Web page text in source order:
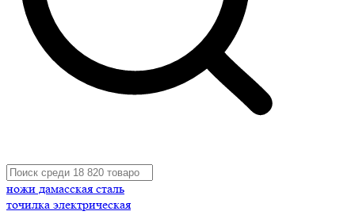
ножи дамасская сталь
точилка электрическая